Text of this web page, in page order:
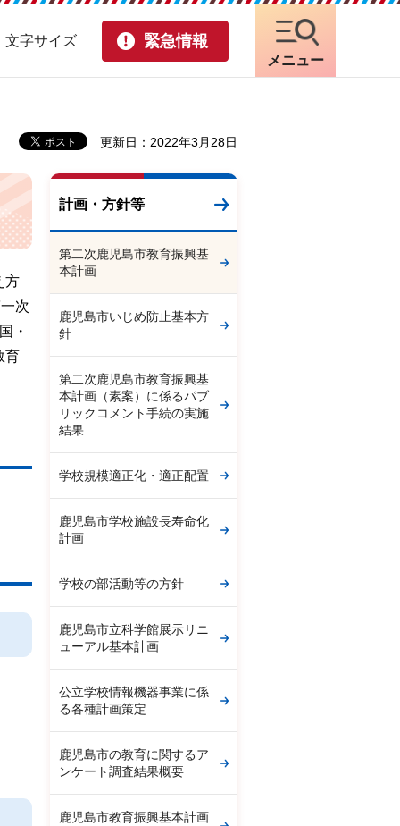
文字サイズ 緊急情報
メニュー
更新日：2022年3月28日
方
次
・
育
計画・方針等
第二次鹿児島市教育振興基
本計画
鹿児島市いじめ防止基本方
針
第二次鹿児島市教育振興基
本計画（素案）に係るパブ
リックコメント手続の実施
結果
学校規模適正化・適正配置
鹿児島市学校施設長寿命化
計画
学校の部活動等の方針
鹿児島市立科学館展示リニ
ューアル基本計画
公立学校情報機器事業に係
る各種計画策定
鹿児島市の教育に関するア
ンケート調査結果概要
鹿児島市教育振興基本計画